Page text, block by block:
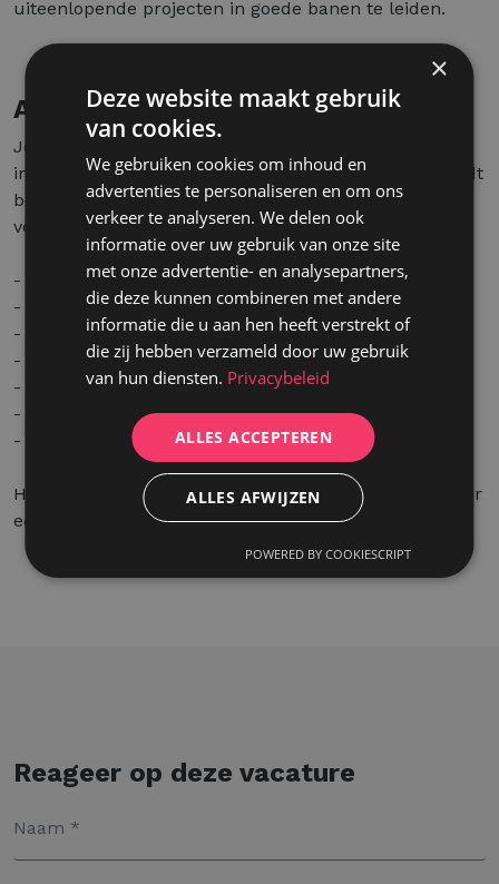
uiteenlopende projecten in goede banen te leiden.
Aanbod
Je komt terecht in een aangename KMO met een
informele en leuke werksfeer. Jouw harde werk wordt
beloond met een aantrekkelijk salaris en de volgende
voordelen:
- Maaltijdcheques
- Ecocheques
- Laptop
- 26 vakantiedagen
- Woon-werkvergoeding
- Flexibele werktijden
- Thuiswerkmogelijkheden
Herken jij jezelf in deze functie en ben je op zoek naar
een nieuwe uitdaging? Solliciteer dan vandaag nog!
Reageer op deze vacature
×
Deze website maakt gebruik
van cookies.
We gebruiken cookies om inhoud en
advertenties te personaliseren en om ons
verkeer te analyseren. We delen ook
informatie over uw gebruik van onze site
met onze advertentie- en analysepartners,
die deze kunnen combineren met andere
informatie die u aan hen heeft verstrekt of
die zij hebben verzameld door uw gebruik
van hun diensten. Privacybeleid
ALLES ACCEPTEREN
ALLES AFWIJZEN
POWERED BY COOKIESCRIPT